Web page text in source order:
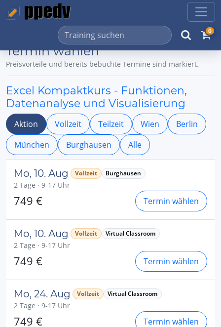
0
Termin wählen
Preisvorteile und bereits bebuchte Termine sind markiert.
Excel Kompaktkurs - Funktionen,
Datenanalyse und Visualisierung
Aktion Vollzeit Teilzeit Wien
Berlin
München
Burghausen Alle
Mo, 10. Aug Vollzeit Burghausen
2 Tage · 9-17 Uhr
749 € Termin wählen
Mo, 10. Aug Vollzeit Virtual Classroom
2 Tage · 9-17 Uhr
749 € Termin wählen
Mo, 24. Aug Vollzeit Virtual Classroom
2 Tage · 9-17 Uhr
749 € Termin wählen